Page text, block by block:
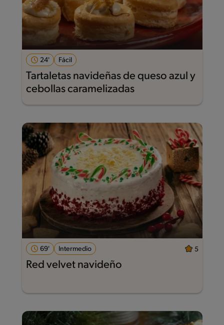
24' Fácil
Tartaletas navideñas de queso azul y
cebollas caramelizadas
69' Intermedio 5
Red velvet navideño